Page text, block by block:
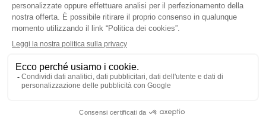
Codice Fiscale: 12212870153
Sede Legale
Via Carlo Dolci, 32
Italy
Registro Imprese